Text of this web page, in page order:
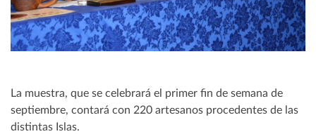
La muestra, que se celebrará el primer fin de semana de
septiembre, contará con 220 artesanos procedentes de las
distintas Islas.